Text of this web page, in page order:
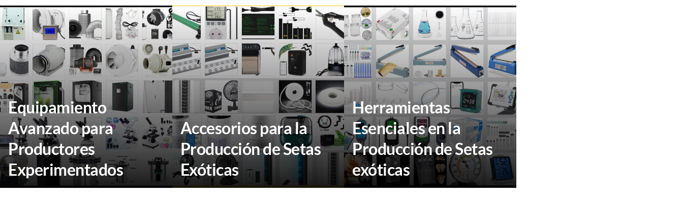
Equipamiento
Avanzado para
Productores
Experimentados
Accesorios para la
Producción de Setas
Exóticas
Herramientas
Esenciales en la
Producción de Setas
exóticas